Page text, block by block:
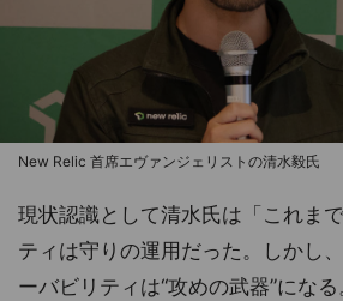
New Relic 首席エヴァンジェリストの清水毅氏
現状認識として清水氏は「これま
ティは守りの運用だった。しかし
ーバビリティは“攻めの武器”にな